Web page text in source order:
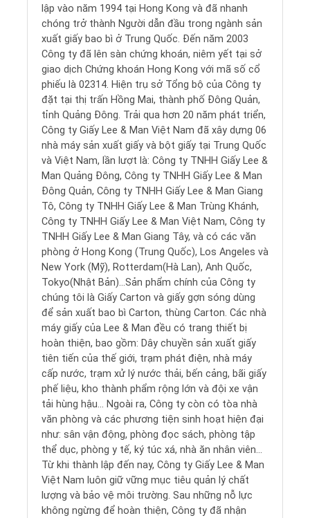
lập vào năm 1994 tại Hong Kong và đã nhanh
chóng trở thành Người dẫn đầu trong ngành sản
xuất giấy bao bì ở Trung Quốc. Đến năm 2003
Công ty đã lên sàn chứng khoán, niêm yết tại sở
giao dịch Chứng khoán Hong Kong với mã số cổ
phiếu là 02314. Hiện trụ sở Tổng bộ của Công ty
đặt tại thị trấn Hồng Mai, thành phố Đông Quản,
tỉnh Quảng Đông. Trải qua hơn 20 năm phát triển,
Công ty Giấy Lee & Man Việt Nam đã xây dựng 06
nhà máy sản xuất giấy và bột giấy tại Trung Quốc
và Việt Nam, lần lượt là: Công ty TNHH Giấy Lee &
Man Quảng Đông, Công ty TNHH Giấy Lee & Man
Đông Quản, Công ty TNHH Giấy Lee & Man Giang
Tô, Công ty TNHH Giấy Lee & Man Trùng Khánh,
Công ty TNHH Giấy Lee & Man Việt Nam, Công ty
TNHH Giấy Lee & Man Giang Tây, và có các văn
phòng ở Hong Kong (Trung Quốc), Los Angeles và
New York (Mỹ), Rotterdam(Hà Lan), Anh Quốc,
Tokyo(Nhật Bản)...Sản phẩm chính của Công ty
chúng tôi là Giấy Carton và giấy gợn sóng dùng
để sản xuất bao bì Carton, thùng Carton. Các nhà
máy giấy của Lee & Man đều có trang thiết bị
hoàn thiện, bao gồm: Dây chuyền sản xuất giấy
tiên tiến của thế giới, trạm phát điện, nhà máy
cấp nước, trạm xử lý nước thải, bến cảng, bãi giấy
phế liệu, kho thành phẩm rộng lớn và đội xe vận
tải hùng hậu... Ngoài ra, Công ty còn có tòa nhà
văn phòng và các phương tiện sinh hoạt hiện đại
như: sân vận động, phòng đọc sách, phòng tập
thể dục, phòng y tế, ký túc xá, nhà ăn nhân viên...
Từ khi thành lập đến nay, Công ty Giấy Lee & Man
Việt Nam luôn giữ vững mục tiêu quản lý chất
lượng và bảo vệ môi trường. Sau những nỗ lực
không ngừng để hoàn thiện, Công ty đã nhận